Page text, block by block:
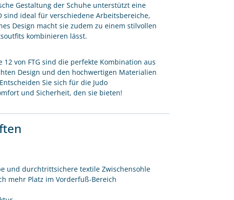
Gestaltung der Schuhe unterstützt eine
sind ideal für verschiedene Arbeitsbereiche,
Design macht sie zudem zu einem stilvollen
kombinieren lässt.
12 von FTG sind die perfekte Kombination aus
Design und den hochwertigen Materialien
Sie sich für die Judo
und Sicherheit, den sie bieten!
und durchtrittsichere textile Zwischensohle
mehr Platz im Vorderfuß-Bereich